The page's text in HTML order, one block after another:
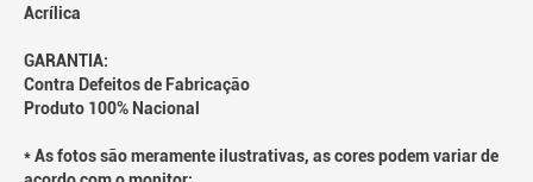
Acrílica
GARANTIA:
Contra Defeitos de Fabricação
Produto 100% Nacional
* As fotos são meramente ilustrativas, as cores podem variar de